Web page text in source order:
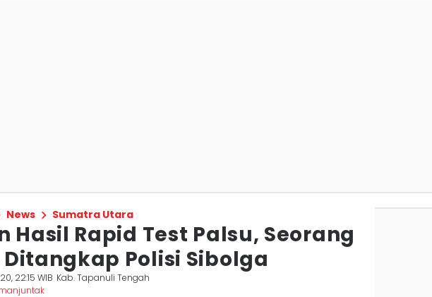
News Sumatra Utara
Hasil Rapid Test Palsu, Seorang
Ditangkap Polisi Sibolga
22:15 WIB Kab. Tapanuli Tengah